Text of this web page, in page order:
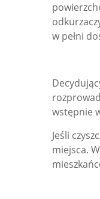
w pełni
wstępnie
Jeśli
miejsca.